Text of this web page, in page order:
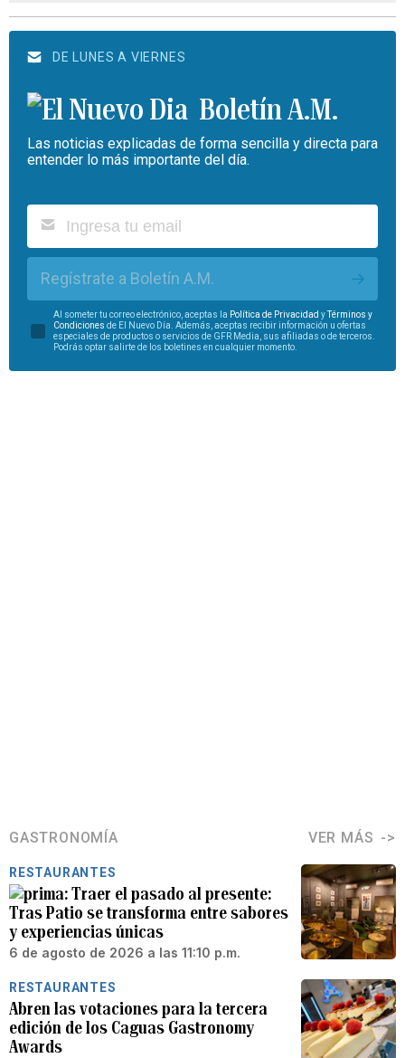
DE LUNES A VIERNES
Boletín A.M.
Las noticias explicadas de forma sencilla y directa para
entender lo más importante del día.
Regístrate a Boletín A.M.
Al someter tu correo electrónico, aceptas la Política de Privacidad yTérminos y
Condiciones de El Nuevo Día. Además, aceptas recibir información u ofertas
especiales de productos o servicios de GFR Media, sus afiliadas o de terceros.
Podrás optar salirte de los boletines en cualquier momento.
GASTRONOMÍA VER MÁS
RESTAURANTES
Traer el pasado al presente:
Tras Patio se transforma entre sabores
y experiencias únicas
6 de agosto de 2026 a las 11:10 p.m.
RESTAURANTES
Abren las votaciones para la tercera
edición de los Caguas Gastronomy
Awards